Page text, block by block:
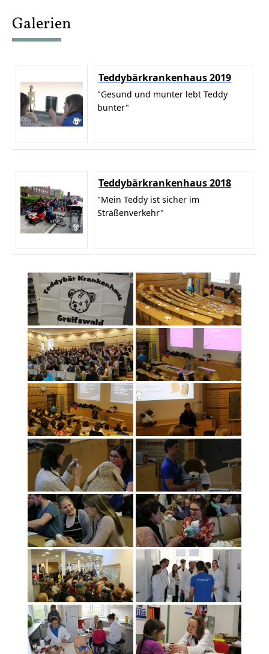
Galerien
Teddybärkrankenhaus 2019
"Gesund und munter lebt Teddy
bunter"
Teddybärkrankenhaus 2018
"Mein Teddy ist sicher im
Straßenverkehr"